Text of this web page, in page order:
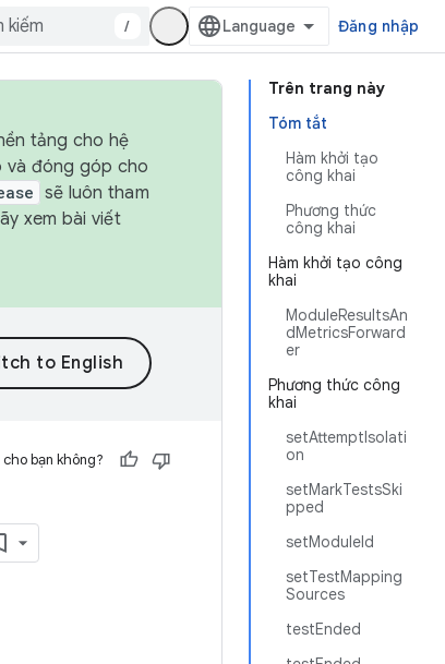
/ Đăng nhập
Trên trang này
Tóm tắt
Hàm khởi tạo
công khai
Phương thức
công khai
Hàm khởi tạo công
khai
ModuleResultsAn
dMetricsForward
er
Phương thức công
khai
setAttemptIsolati
on
setMarkTestsSki
pped
setModuleId
setTestMapping
Sources
testEnded
tảng cho hệ
và đóng góp cho
sẽ luôn tham
xem bài viết
bạn không?